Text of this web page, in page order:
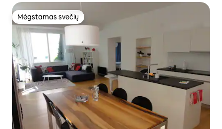
Mėgstamas svečių
Mėgstamas svečių